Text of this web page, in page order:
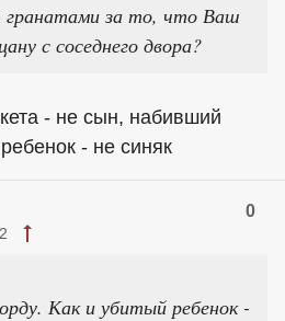
гранатами за то, что Ваш
с соседнего двора?
- не сын, набивший
- не синяк
0
Как и убитый ребенок -